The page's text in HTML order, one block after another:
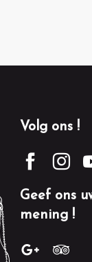
Volg ons !
Geef ons
mening !